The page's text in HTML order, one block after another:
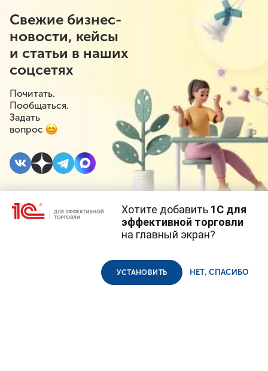
Свежие бизнес-
новости, кейсы
и статьи в наших
соцсетях
Почитать.
Пообщаться.
Задать
вопрос
4 СЕНТЯБРЯ 2023 #⁣1С:Розница #⁣Новое в 1С
Новая версия
1С:Розницы: остатки
по магазину для
cookie-файлы (файлы с данными о прошлых
использование файлов cookie в соответствии с политикой
конфиденциальности
Хотите добавить 1С для
эффективной торговли
на главный экран?
УСТАНОВИТЬ НЕТ, СПАСИБО